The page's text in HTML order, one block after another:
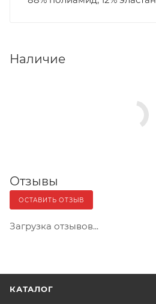
Наличие
Отзывы
ОСТАВИТЬ ОТЗЫВ
Загрузка отзывов...
КАТАЛОГ